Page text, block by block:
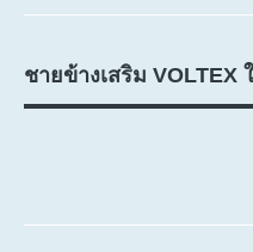
ชายข้างเสริม VOLTEX